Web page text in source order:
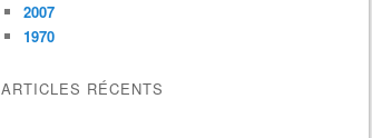
2007
1970
ARTICLES RÉCENTS